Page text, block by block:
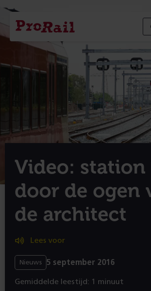
Navigatie
Homepage
ProRail
Video: station
door de ogen
de architect
Lees voor
Nieuws 5 september 2016
Gemiddelde leestijd: 1 minuut